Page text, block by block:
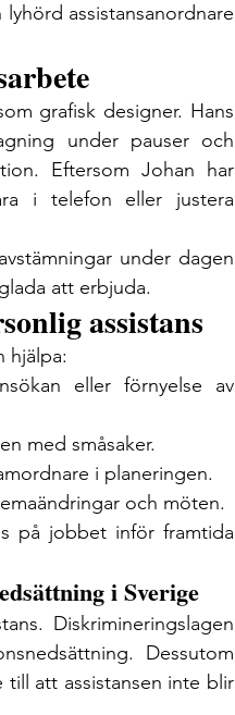
assistansanordnare
grafisk designer. Hans
under pauser och
Eftersom Johan har
i telefon eller justera
under dagen
att erbjuda.
assistans
hjälpa:
eller förnyelse av
med småsaker.
i planeringen.
och möten.
på jobbet inför framtida
i Sverige
Diskrimineringslagen
Dessutom
till att assistansen inte blir